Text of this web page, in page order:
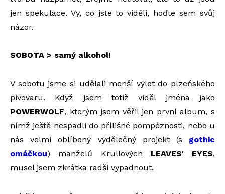
jen spekulace. Vy, co jste to viděli, hoďte sem svůj
názor.
SOBOTA > samý alkohol!
V sobotu jsme si udělali menší výlet do plzeňského
pivovaru. Když jsem totiž viděl jména jako
POWERWOLF, kterým jsem věřil jen první album, s
nímž ještě nespadli do přílišné pompéznosti, nebo u
nás velmi oblíbený výdělečný projekt (s gothic
omáčkou) manželů Krullových LEAVES' EYES,
musel jsem zkrátka radši vypadnout.